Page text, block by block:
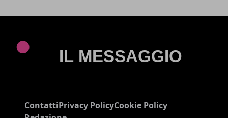
ContattiPrivacy PolicyCookie Policy